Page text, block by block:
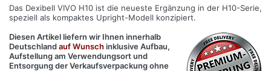
Das Dexibell VIVO H10 ist die neueste Ergänzung in der H10-Serie,
speziell als kompaktes Upright-Modell konzipiert.
Diesen Artikel liefern wir Ihnen innerhalb
Deutschlandauf Wunschinklusive Aufbau,
Aufstellung am Verwendungsort und
Entsorgung der Verkaufsverpackung ohne